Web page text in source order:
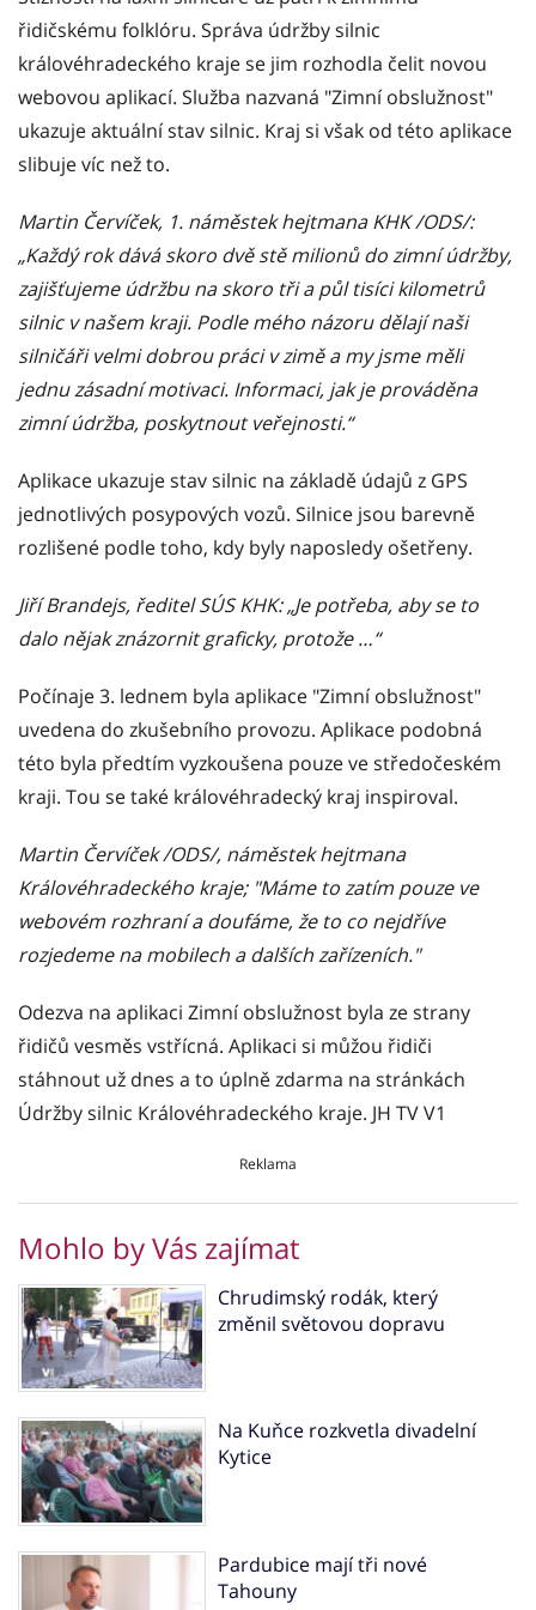
řidičskému folklóru. Správa údržby silnic
královéhradeckého kraje se jim rozhodla čelit novou
webovou aplikací. Služba nazvaná "Zimní obslužnost"
ukazuje aktuální stav silnic. Kraj si však od této aplikace
slibuje víc než to.
Martin Červíček, 1. náměstek hejtmana KHK /ODS/:
„Každý rok dává skoro dvě stě milionů do zimní údržby,
zajišťujeme údržbu na skoro tři a půl tisíci kilometrů
silnic v našem kraji. Podle mého názoru dělají naši
silničáři velmi dobrou práci v zimě a my jsme měli
jednu zásadní motivaci. Informaci, jak je prováděna
zimní údržba, poskytnout veřejnosti.“
Aplikace ukazuje stav silnic na základě údajů z GPS
jednotlivých posypových vozů. Silnice jsou barevně
rozlišené podle toho, kdy byly naposledy ošetřeny.
Jiří Brandejs, ředitel SÚS KHK: „Je potřeba, aby se to
dalo nějak znázornit graficky, protože …“
Počínaje 3. lednem byla aplikace "Zimní obslužnost"
uvedena do zkušebního provozu. Aplikace podobná
této byla předtím vyzkoušena pouze ve středočeském
kraji. Tou se také královéhradecký kraj inspiroval.
Martin Červíček /ODS/, náměstek hejtmana
Královéhradeckého kraje; "Máme to zatím pouze ve
webovém rozhraní a doufáme, že to co nejdříve
rozjedeme na mobilech a dalších zařízeních."
Odezva na aplikaci Zimní obslužnost byla ze strany
řidičů vesměs vstřícná. Aplikaci si můžou řidiči
stáhnout už dnes a to úplně zdarma na stránkách
Údržby silnic Královéhradeckého kraje. JH TV V1
Reklama
Mohlo by Vás zajímat
Chrudimský rodák, který
změnil světovou dopravu
Na Kuňce rozkvetla divadelní
Kytice
Pardubice mají tři nové
Tahouny